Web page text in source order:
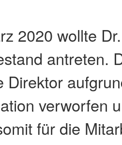
2020 wollte
antreten.
Direktor
verworfen
für die